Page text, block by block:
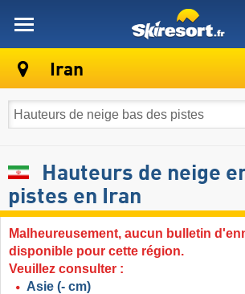
Iran
Hauteurs de neige
pistes en Iran
Malheureusement, aucun bulletin
disponible pour cette région.
Veuillez consulter :
Asie (- cm)